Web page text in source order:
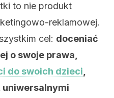
to nie produkt
reklamowej.
cel: doceniać
o swoje prawa,
do swoich dzieci
uniwersalnymi